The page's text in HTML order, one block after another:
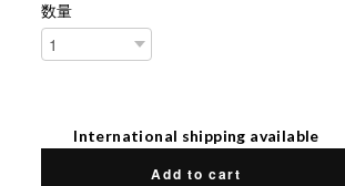
数量
International shipping available
Add to cart